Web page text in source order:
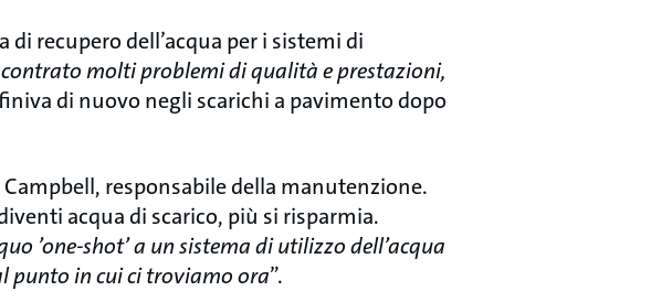
recupero dell’acqua per i sistemi di
molti problemi di qualità e prestazioni,
di nuovo negli scarichi a pavimento dopo
responsabile della manutenzione.
acqua di scarico, più si risparmia.
’one-shot’ a un sistema di utilizzo dell’acqua
punto in cui ci troviamo ora”.